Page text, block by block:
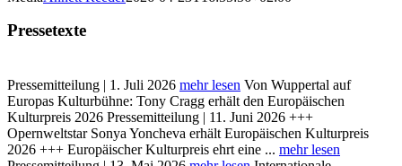
Pressetexte
Pressemitteilung | 1. Juli 2026 mehr lesen Von Wuppertal auf
Europas Kulturbühne: Tony Cragg erhält den Europäischen
Kulturpreis 2026 Pressemitteilung | 11. Juni 2026 +++
Opernweltstar Sonya Yoncheva erhält Europäischen Kulturpreis
2026 +++ Europäischer Kulturpreis ehrt eine ... mehr lesen